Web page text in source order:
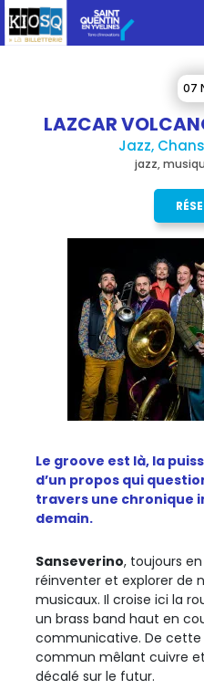
07
LAZCAR
Jazz,
jazz,
Le groove est là, la
d’un propos qui
travers une chronique
demain.
Sanseverino, toujours
réinventer et explorer de
musicaux. Il croise ici la
un brass band haut en
communicative. De
commun mêlant cuivre
décalé sur le futur.